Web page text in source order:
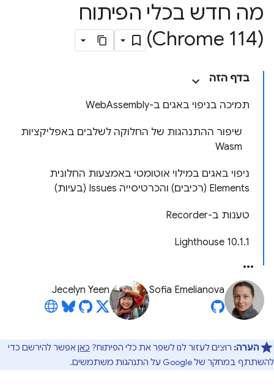
מה חדש בכלי הפיתוח
(Chrome 114)
בדף הזה
תמיכה בניפוי באגים ב-WebAssembly
שיפור ההתנהגות של החלוקה לשלבים באפליקציות
Wasm
ניפוי באגים במילוי אוטומטי באמצעות החלונית
Elements (רכיבים) והכרטיסייה Issues (בעיות)
טענות ב-Recorder
‫Lighthouse 10.1.1
Sofia Emelianova
Jecelyn Yeen
הערה: רוצים לעזור לנו לשפר את כלי הפיתוח? כאןאפשר להירשם כדי
להשתתף במחקר של Google על התנהגות משתמשים.